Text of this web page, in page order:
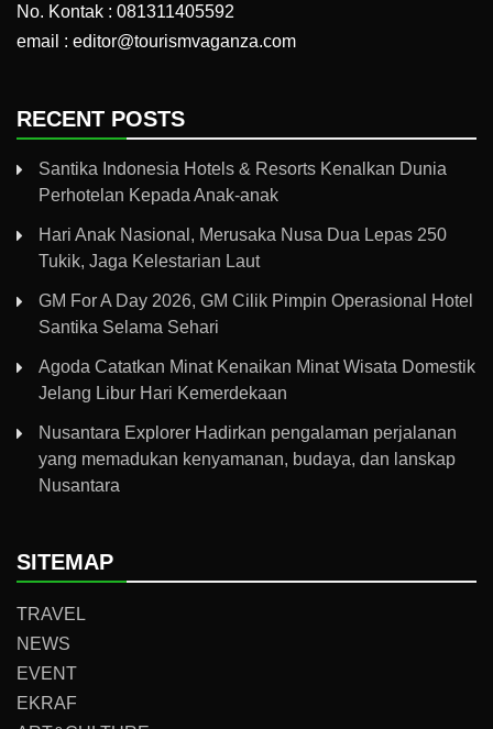
No. Kontak : 081311405592
email : editor@tourismvaganza.com
RECENT POSTS
Santika Indonesia Hotels & Resorts Kenalkan Dunia
Perhotelan Kepada Anak-anak
Hari Anak Nasional, Merusaka Nusa Dua Lepas 250
Tukik, Jaga Kelestarian Laut
GM For A Day 2026, GM Cilik Pimpin Operasional Hotel
Santika Selama Sehari
Agoda Catatkan Minat Kenaikan Minat Wisata Domestik
Jelang Libur Hari Kemerdekaan
Nusantara Explorer Hadirkan pengalaman perjalanan
yang memadukan kenyamanan, budaya, dan lanskap
Nusantara
SITEMAP
TRAVEL
NEWS
EVENT
EKRAF